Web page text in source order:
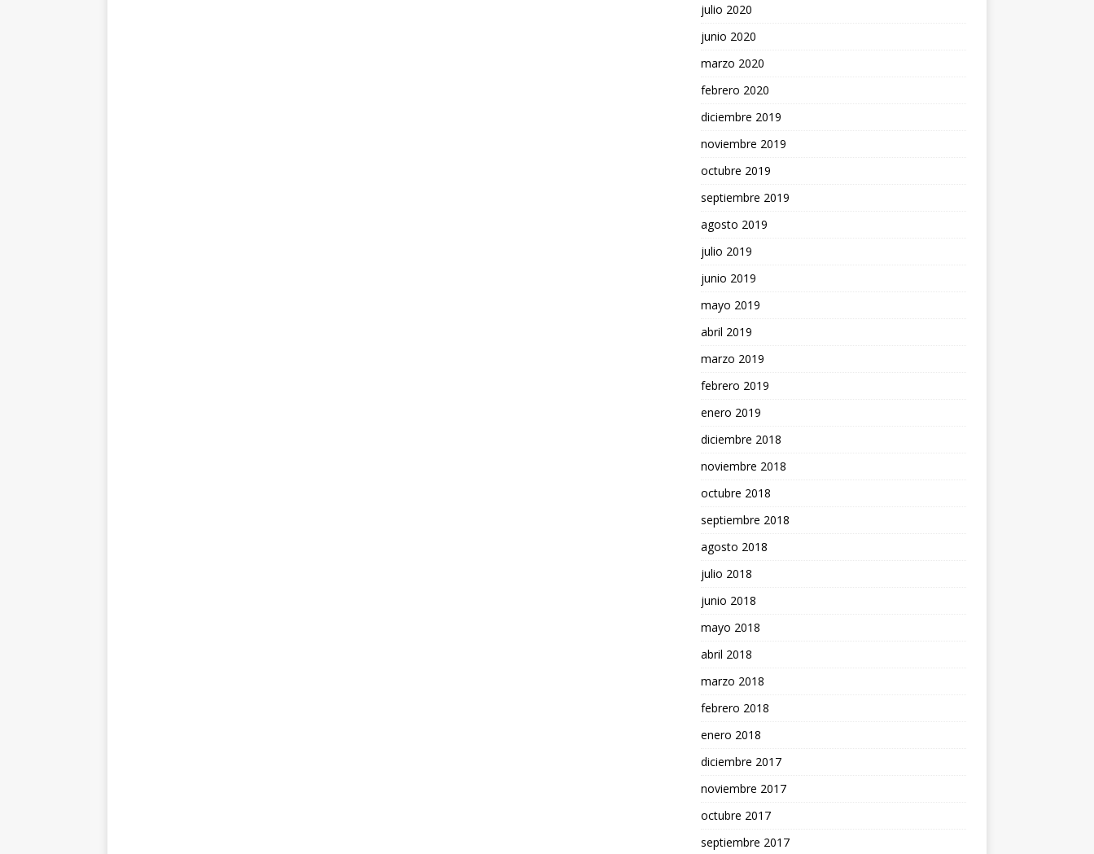
julio 2020
junio 2020
marzo 2020
febrero 2020
diciembre 2019
noviembre 2019
octubre 2019
septiembre 2019
agosto 2019
julio 2019
junio 2019
mayo 2019
abril 2019
marzo 2019
febrero 2019
enero 2019
diciembre 2018
noviembre 2018
octubre 2018
septiembre 2018
agosto 2018
julio 2018
junio 2018
mayo 2018
abril 2018
marzo 2018
febrero 2018
enero 2018
diciembre 2017
noviembre 2017
octubre 2017
septiembre 2017